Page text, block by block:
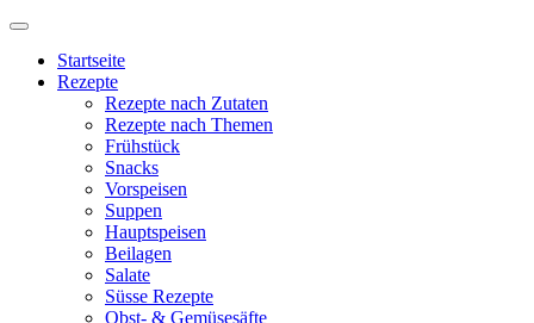
Startseite
Rezepte
Rezepte nach Zutaten
Rezepte nach Themen
Frühstück
Snacks
Vorspeisen
Suppen
Hauptspeisen
Beilagen
Salate
Süsse Rezepte
Obst- & Gemüsesäfte